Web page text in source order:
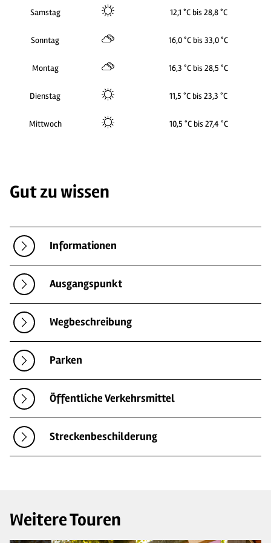
Samstag 12,1 °C bis 28,8 °C
Sonntag 16,0 °C bis 33,0 °C
Montag 16,3 °C bis 28,5 °C
Dienstag 11,5 °C bis 23,3 °C
Mittwoch 10,5 °C bis 27,4 °C
Gut zu wissen
Informationen
Ausgangspunkt
Wegbeschreibung
Parken
Öffentliche Verkehrsmittel
Streckenbeschilderung
Weitere Touren